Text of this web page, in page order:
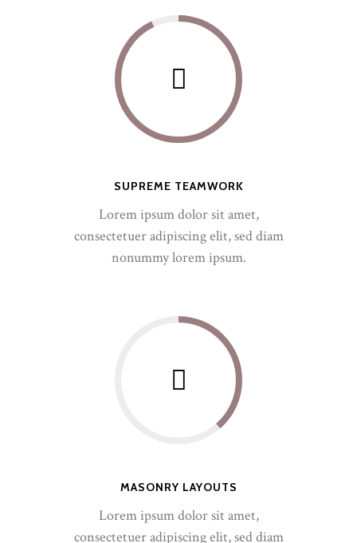
SUPREME TEAMWORK
Lorem ipsum dolor sit amet,
consectetuer adipiscing elit, sed diam
nonummy lorem ipsum.
MASONRY LAYOUTS
Lorem ipsum dolor sit amet,
consectetuer adipiscing elit, sed diam